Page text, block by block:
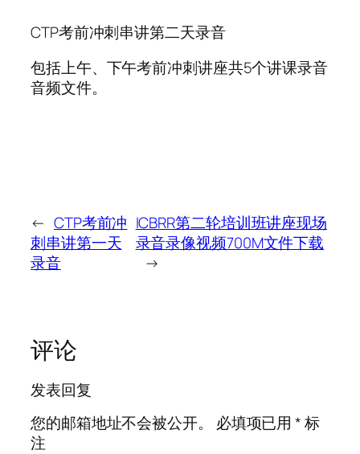
CTP考前冲刺串讲第二天录音
包括上午、下午考前冲刺讲座共5个讲课录音
音频文件。
← CTP考前冲
刺串讲第一天
录音
ICBRR第二轮培训班讲座现场
录音录像视频700M文件下载
→
评论
发表回复
您的邮箱地址不会被公开。
必填项已用*标
注